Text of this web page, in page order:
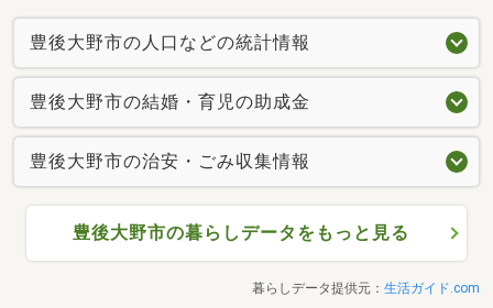
豊後大野市の人口などの統計情報
豊後大野市の結婚・育児の助成金
豊後大野市の治安・ごみ収集情報
豊後大野市の暮らしデータをもっと見る
暮らしデータ提供元： 生活ガイド.com